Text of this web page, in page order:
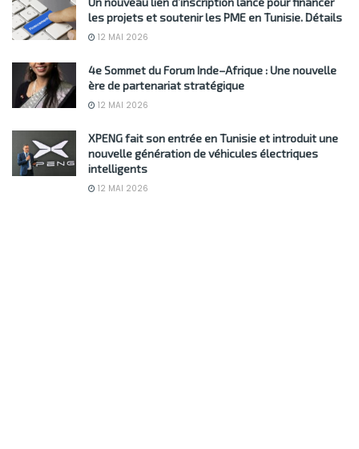
les projets et soutenir les PME en Tunisie. Détails
12 MAI 2026
4e Sommet du Forum Inde–Afrique : Une nouvelle
ère de partenariat stratégique
12 MAI 2026
XPENG fait son entrée en Tunisie et introduit une
nouvelle génération de véhicules électriques
intelligents
12 MAI 2026